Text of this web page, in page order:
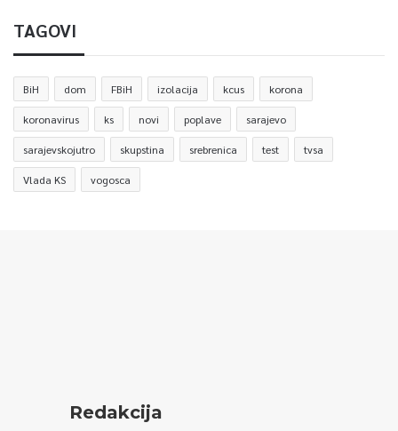
TAGOVI
BiH dom FBiH izolacija kcus korona
koronavirus ks novi poplave sarajevo
sarajevskojutro skupstina srebrenica test tvsa
Vlada KS vogosca
Redakcija